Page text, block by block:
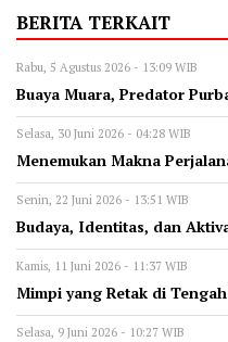
BERITA TERKAIT
Rabu, 5 Agustus 2026 - 13:09 WIB
‎Buaya Muara, Predator
Selasa, 30 Juni 2026 - 04:28 WIB
Menemukan Makna
Senin, 22 Juni 2026 - 13:51 WIB
Budaya, Identitas, dan
Kamis, 11 Juni 2026 - 11:37 WIB
Mimpi yang Retak di
Selasa, 9 Juni 2026 - 10:27 WIB